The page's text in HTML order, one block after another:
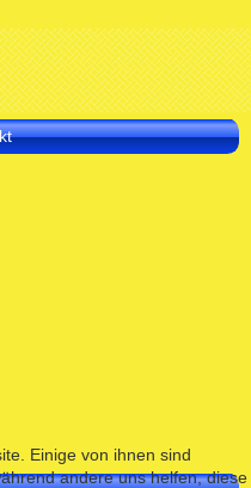
Einige von ihnen sind
andere uns helfen, diese